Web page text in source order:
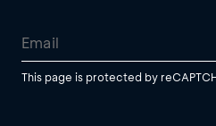
This page is protected by